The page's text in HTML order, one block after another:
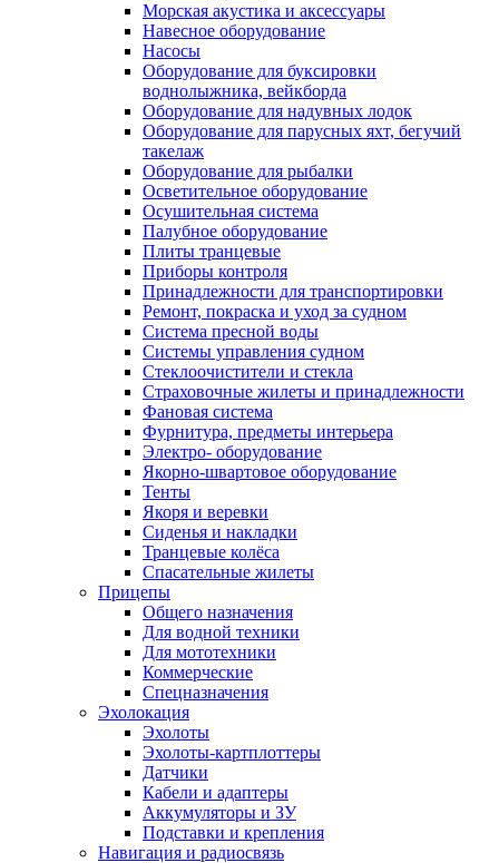
Морская акустика и аксессуары
Навесное оборудование
Насосы
Оборудование для буксировки
воднолыжника, вейкборда
Оборудование для надувных лодок
Оборудование для парусных яхт, бегучий
такелаж
Оборудование для рыбалки
Осветительное оборудование
Осушительная система
Палубное оборудование
Плиты транцевые
Приборы контроля
Принадлежности для транспортировки
Ремонт, покраска и уход за судном
Система пресной воды
Системы управления судном
Стеклоочистители и стекла
Страховочные жилеты и принадлежности
Фановая система
Фурнитура, предметы интерьера
Электро- оборудование
Якорно-швартовое оборудование
Тенты
Якоря и веревки
Сиденья и накладки
Транцевые колёса
Спасательные жилеты
Прицепы
Общего назначения
Для водной техники
Для мототехники
Коммерческие
Спецназначения
Эхолокация
Эхолоты
Эхолоты-картплоттеры
Датчики
Кабели и адаптеры
Аккумуляторы и ЗУ
Подставки и крепления
Навигация и радиосвязь